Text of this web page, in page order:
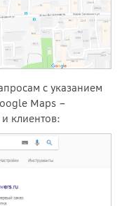
с указанием
Maps –
клиентов: